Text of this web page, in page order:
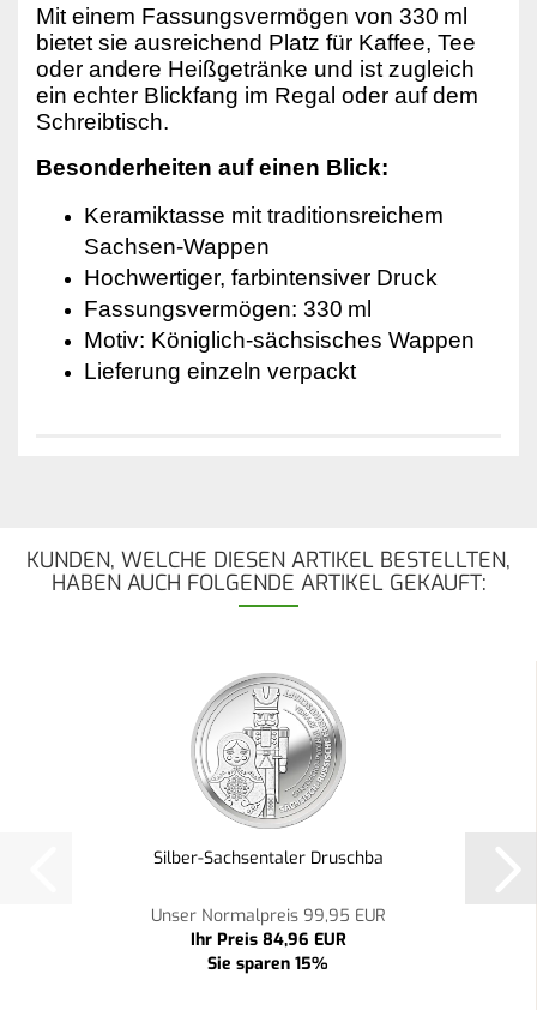
Mit einem Fassungsvermögen von 330 ml
bietet sie ausreichend Platz für Kaffee, Tee
oder andere Heißgetränke und ist zugleich
ein echter Blickfang im Regal oder auf dem
Schreibtisch.
Besonderheiten auf einen Blick:
Keramiktasse mit traditionsreichem
Sachsen-Wappen
Hochwertiger, farbintensiver Druck
Fassungsvermögen: 330 ml
Motiv: Königlich-sächsisches Wappen
Lieferung einzeln verpackt
KUNDEN, WELCHE DIESEN ARTIKEL BESTELLTEN,
HABEN AUCH FOLGENDE ARTIKEL GEKAUFT:
Silber-Sachsentaler Druschba
Unser Normalpreis 99,95 EUR
Ihr Preis 84,96 EUR
Sie sparen 15%